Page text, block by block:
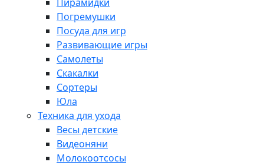
Погремушки
Посуда для игр
Развивающие игры
Самолеты
Скакалки
Сортеры
Юла
Техника для ухода
Весы детские
Видеоняни
Молокоотсосы